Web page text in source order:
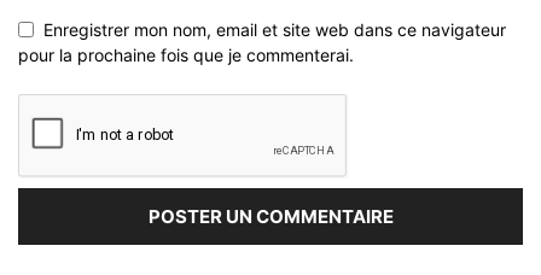
Enregistrer mon nom, email et site web dans ce navigateur
pour la prochaine fois que je commenterai.